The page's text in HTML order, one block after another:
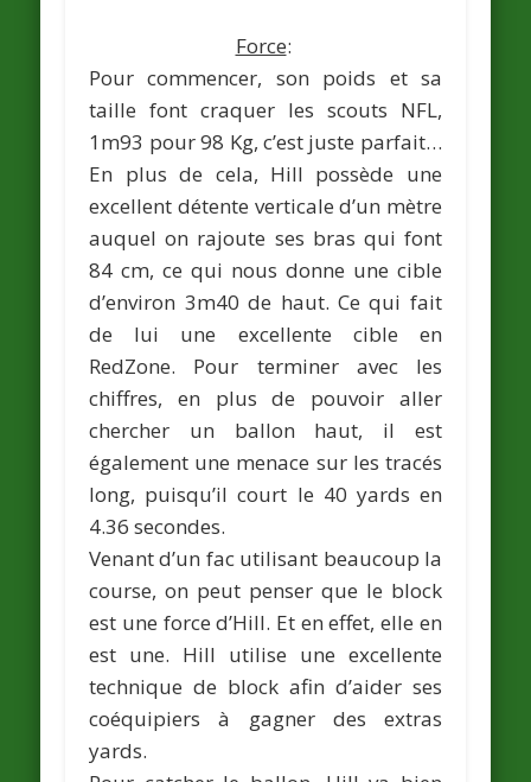
Force:
Pour commencer, son poids et sa
taille font craquer les scouts NFL,
1m93 pour 98 Kg, c’est juste parfait…
En plus de cela, Hill possède une
excellent détente verticale d’un mètre
auquel on rajoute ses bras qui font
84 cm, ce qui nous donne une cible
d’environ 3m40 de haut. Ce qui fait
de lui une excellente cible en
RedZone. Pour terminer avec les
chiffres, en plus de pouvoir aller
chercher un ballon haut, il est
également une menace sur les tracés
long, puisqu’il court le 40 yards en
4.36 secondes.
Venant d’un fac utilisant beaucoup la
course, on peut penser que le block
est une force d’Hill. Et en effet, elle en
est une. Hill utilise une excellente
technique de block afin d’aider ses
coéquipiers à gagner des extras
yards.